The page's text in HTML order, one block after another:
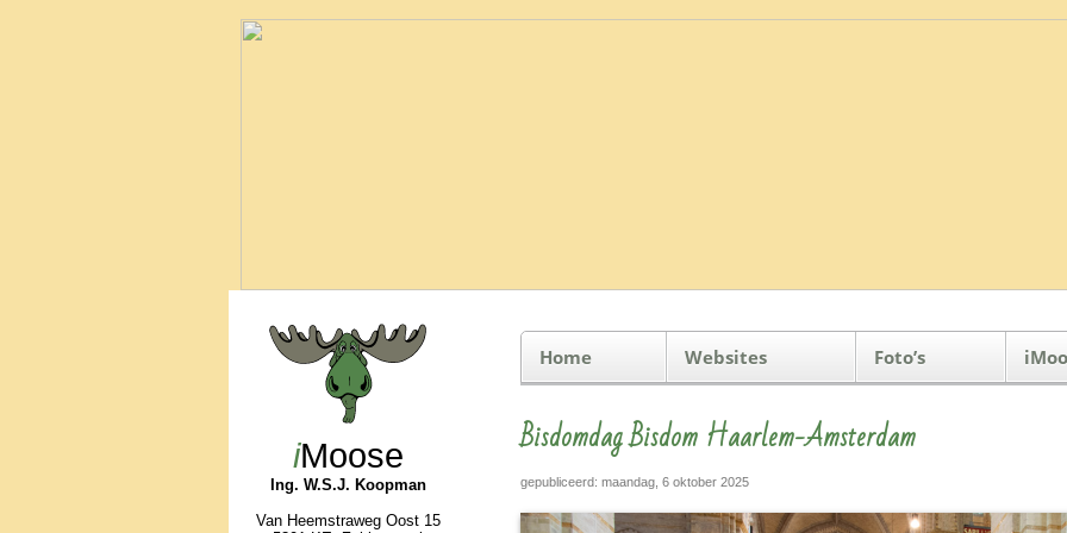
iMoose
Ing. W.S.J. Koopman
Van Heemstraweg Oost 15
Home Websites Foto’s
Bisdomdag Bisdom Haarlem-Amsterdam
gepubliceerd: maandag, 6 oktober 2025